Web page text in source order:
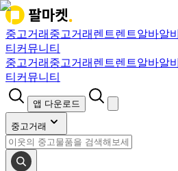
중고거래 중고거래 렌트렌트알바알
티 커뮤니티
중고거래 중고거래 렌트렌트알바알
티 커뮤니티
앱 다운로드
중고거래